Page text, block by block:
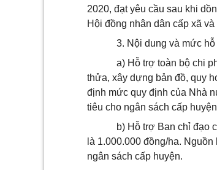
2020, đạt yêu cầu sau khi
Hội đồng nhân dân cấp xã
3. Nội dung và mức hỗ
a) Hỗ trợ toàn bộ chi
thửa, xây dựng bản đồ, quy
định mức quy định của Nhà
tiêu cho ngân sách cấp
b) Hỗ trợ Ban chỉ đạo
là 1.000.000 đồng/ha.
ngân sách cấp huyện.